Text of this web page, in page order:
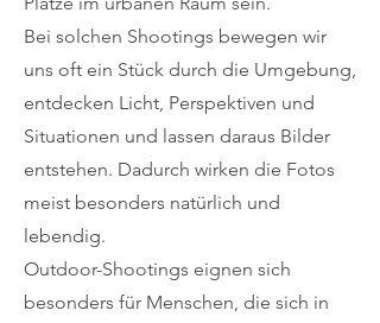
Bei solchen Shootings bewegen wir
uns oft ein Stück durch die Umgebung,
entdecken Licht, Perspektiven und
Situationen und lassen daraus Bilder
entstehen. Dadurch wirken die Fotos
meist besonders natürlich und
lebendig.
Outdoor-Shootings eignen sich
besonders für Menschen, die sich in